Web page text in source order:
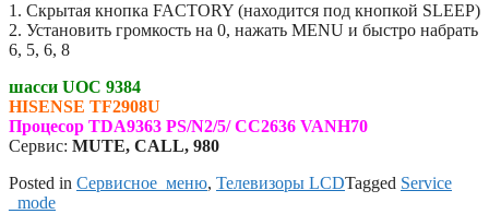
1. Скрытая кнопка FACTORY (находится под кнопкой SLEEP)
2. Установить громкость на 0, нажать MENU и быстро набрать
6, 5, 6, 8
шасси UOC 9384
HISENSE TF2908U
Процесор TDA9363 PS/N2/5/ CC2636 VANH70
Сервис: MUTE, CALL, 980
Posted in Сервисное_меню, Телевизоры LCDTagged Service
_mode